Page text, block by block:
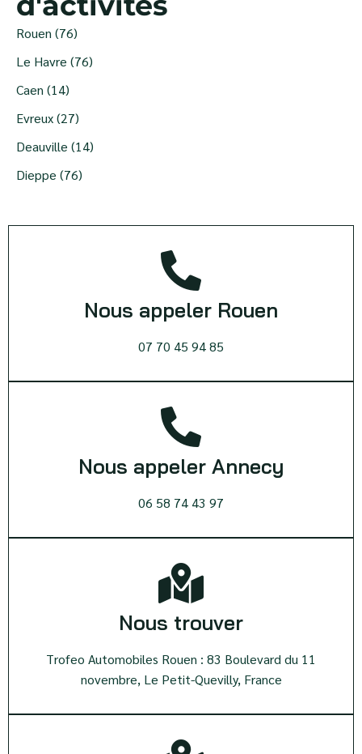
Rouen (76)
Le Havre (76)
Caen (14)
Evreux (27)
Deauville (14)
Dieppe (76)
Nous appeler Rouen
07 70 45 94 85
Nous appeler Annecy
06 58 74 43 97
Nous trouver
Trofeo Automobiles Rouen : 83 Boulevard du 11
novembre, Le Petit-Quevilly, France